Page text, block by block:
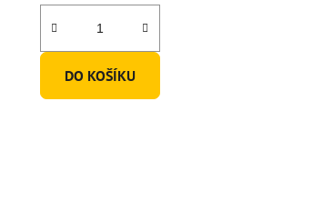
DO KOŠÍKU